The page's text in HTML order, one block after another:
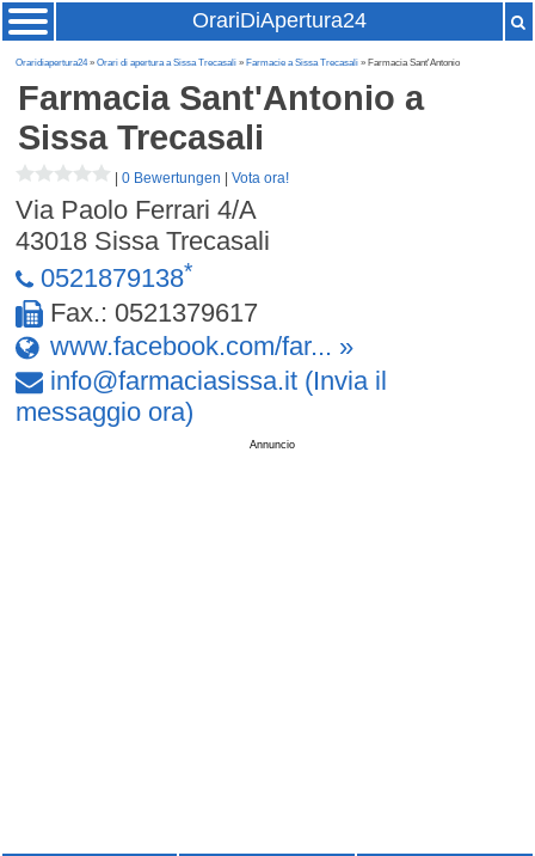
OrariDiApertura24
Oraridiapertura24»Orari di apertura a Sissa Trecasali » Farmacie a Sissa Trecasali » Farmacia Sant'Antonio
Farmacia Sant'Antonio a
Sissa Trecasali
|0 Bewertungen |Vota ora!
Via Paolo Ferrari 4/A
43018 Sissa Trecasali
0521879138*
Fax.: 0521379617
www.facebook.com/far... »
info@farmaciasissa.it (Invia il
messaggio ora)
Annuncio